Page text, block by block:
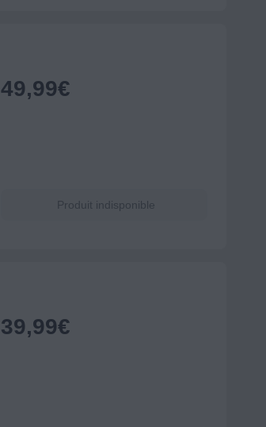
49,99€
Produit indisponible
39,99€